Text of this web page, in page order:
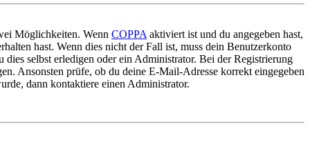
Möglichkeiten. Wenn COPPA aktiviert ist und du angegeben hast,
hast. Wenn dies nicht der Fall ist, muss dein Benutzerkonto
selbst erledigen oder ein Administrator. Bei der Registrierung
Ansonsten prüfe, ob du deine E-Mail-Adresse korrekt eingegeben
dann kontaktiere einen Administrator.